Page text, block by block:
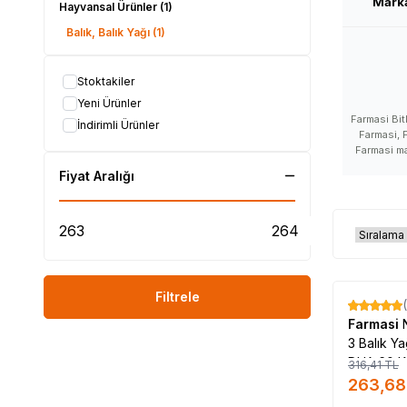
Hayvansal Ürünler (1)
Balık, Balık Yağı (1)
Stoktakiler
Yeni Ürünler
İndirimli Ürünler
Fiyat Aralığı
Filtrele
Farmasi
Farmasi,
Farmasi
ürünleri,
Farmasi
faydaları
yerler,
Farmasi
#LokmanAVM
%17
Farmasi
3 Balık
DHA 60
316,41TL
263,68